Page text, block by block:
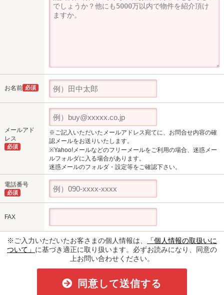
お名前 必須
メールアド
レス
必須
※ご記入いただいたメールアドレス宛てに、お問合せ内容の確
認メールをお送りいたします。
※Yahoo!メールなどのフリーメールをご利用の場合、迷惑メー
ルフォルダに入る場合があります。
迷惑メールのフォルダ・設定等をご確認下さい。
電話番号
必須
FAX
※ご入力いただいたお客さまの個人情報は、
「個人情報の取扱いに
ついて」 に基づき適正に取り扱います。必ずお読みになり、同意の
上お問い合わせください。
同意して送信する